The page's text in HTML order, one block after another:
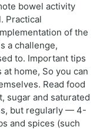
bowel activity
Practical
of the
a challenge,
to. Important tips
home, So you can
Read food
sugar and saturated
but regularly — 4-
and spices (such